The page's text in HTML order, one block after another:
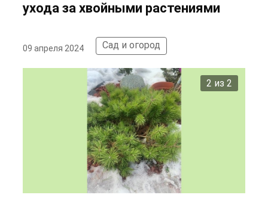
ухода за хвойными растениями
09 апреля 2024 Сад и огород
2 из 2